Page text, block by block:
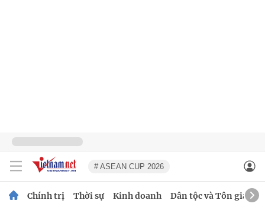
# ASEAN CUP 2026
Chính trị Thời sự Kinh doanh Dân tộc và Tôn giáo